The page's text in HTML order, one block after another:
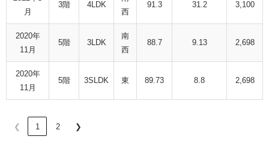
月
3階 4LDK
西
91.3 31.2 3,100
2020年
11月
5階 3LDK
南
西
88.7 9.13 2,698
2020年
11月
5階 3SLDK 東 89.73 8.8 2,698
❮ 1 2 ❯